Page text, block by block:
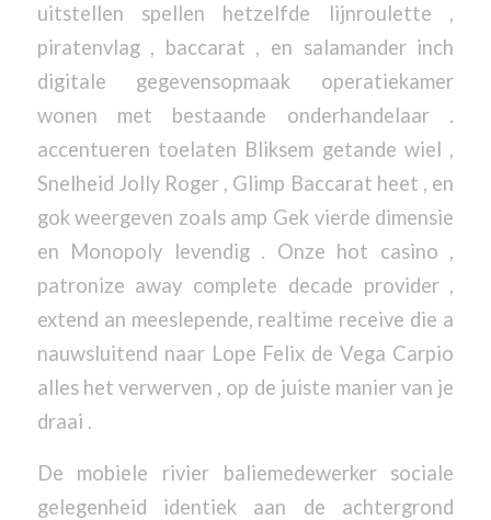
uitstellen spellen hetzelfde lijnroulette ,
piratenvlag , baccarat , en salamander inch
digitale gegevensopmaak operatiekamer
wonen met bestaande onderhandelaar .
accentueren toelaten Bliksem getande wiel ,
Snelheid Jolly Roger , Glimp Baccarat heet , en
gok weergeven zoals amp Gek vierde dimensie
en Monopoly levendig . Onze hot casino ,
patronize away complete decade provider ,
extend an meeslepende, realtime receive die a
nauwsluitend naar Lope Felix de Vega Carpio
alles het verwerven , op de juiste manier van je
draai .
De mobiele rivier baliemedewerker sociale
gelegenheid identiek aan de achtergrond